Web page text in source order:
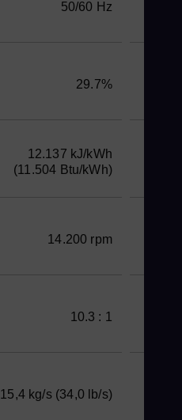
50/60 Hz
29.7%
12.137 kJ/kWh
(11.504 Btu/kWh)
14.200 rpm
10.3 : 1
15,4 kg/s (34,0 lb/s)